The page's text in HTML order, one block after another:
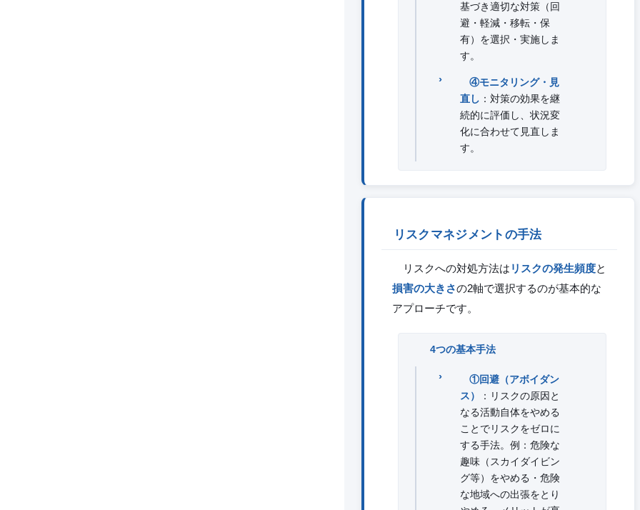
基づき適切な対策（回
避・軽減・移転・保
有）を選択・実施しま
す。
④モニタリング・見
直し ：対策の効果を継
続的に評価し、状況変
化に合わせて見直しま
す。
リスクマネジメントの手法
リスクへの対処方法は リスクの発生頻度と
損害の大きさの2軸で選択するのが基本的な
アプローチです。
4つの基本手法
①回避（アボイダン
ス）
：リスクの原因と
なる活動自体をやめる
ことでリスクをゼロに
する手法。例：危険な
趣味（スカイダイビン
グ等）をやめる・危険
な地域への出張をとり